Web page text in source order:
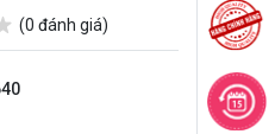
(0 đánh giá)